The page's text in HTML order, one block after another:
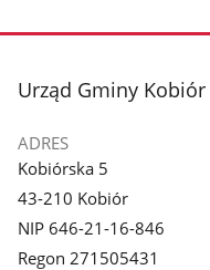
stopka
Urząd Gminy Kobiór
ADRES
Kobiórska 5
43-210 Kobiór
NIP 646-21-16-846
Regon 271505431